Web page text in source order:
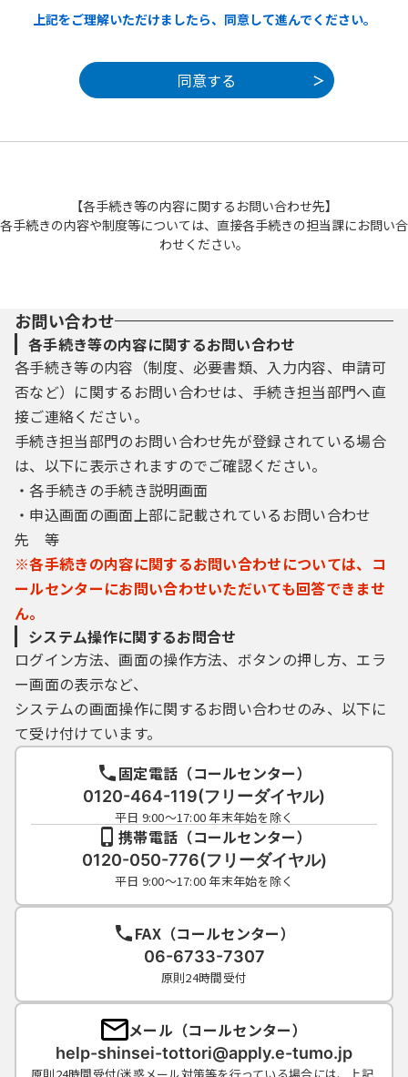
３ 利用上の注意
本サービスの利用者（以下「利用者」とい
が必要です。このことを前提に、協議会は本
サービスのサービスを提供します。
きません。なお、閲覧のみについても、この
規約に同意されたものとみなします。
利用に伴って生じる各種電子情報を適正に管
理してください｡
（１）本サービスの利用環境として定めるＯ
Ｓ（オペレーティングシステム）・Ｗｅｂブ
ラウザが動作する電子計算機
（２）ＪａｖａＳｃｒｉｐｔが利用できる環
境（ただし、電子署名を利用する場合に限
る）
（３）クッキーが利用できる環境
（４）インターネットが利用できるネットワ
ーク環境
レス
（１）本サービスの利用時間は、原則として2
4時間とします。ただし、保守･点検を行う場
合には、本サービスの一部又は全部を停止す
ることがあります。
（２）本サービスの運用停止を行う場合は、
本サービスのトップページで事前にお知らせ
は、予告なしに停止することがあります。
（３）利用者が鳥取県又は県内市町村に対し
て行った申請・届出については、本サービス
に申請書が到達した日時をもって受付日時と
見なします。
（４）本サービスの申請・届出に係る審査等
（５）本サービスの利用が著しく集中した場
合には、本サービスの利用を一時制限する場
６ 利用可能な文字
本サービスにおいて使用可能な文字は、次
の各号に掲げる場合に応じ、当該各号に定め
上記をご理解いただけましたら、同意して進んでください。
【各手続き等の内容に関するお問い合わせ先】
各手続きの内容や制度等については、直接各手続きの担当課にお問い合
わせください。
お問い合わせ
各手続き等の内容に関するお問い合わせ
各手続き等の内容（制度、必要書類、入力内容、申請可
否など）に関するお問い合わせは、手続き担当部門へ直
接ご連絡ください。
手続き担当部門のお問い合わせ先が登録されている場合
は、以下に表示されますのでご確認ください。
・各手続きの手続き説明画面
・申込画面の画面上部に記載されているお問い合わせ
先 等
※各手続きの内容に関するお問い合わせについては、コ
ールセンターにお問い合わせいただいても回答できませ
ん。
システム操作に関するお問合せ
ログイン方法、画面の操作方法、ボタンの押し方、エラ
ー画面の表示など、
システムの画面操作に関するお問い合わせのみ、以下に
て受け付けています。
固定電話（コールセンター）
0120-464-119(フリーダイヤル)
平日 9:00～17:00 年末年始を除く
携帯電話（コールセンター）
0120-050-776(フリーダイヤル)
平日 9:00～17:00 年末年始を除く
FAX（コールセンター）
06-6733-7307
原則24時間受付
メール（コールセンター）
help-shinsei-tottori@apply.e-tumo.jp